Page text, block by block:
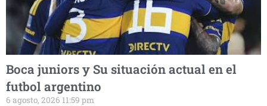
Boca juniors y Su situación actual en el
futbol argentino
6 agosto, 2026 11:59 pm